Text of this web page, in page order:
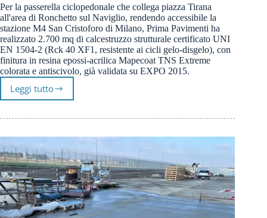
Per la passerella ciclopedonale che collega piazza Tirana
all'area di Ronchetto sul Naviglio, rendendo accessibile la
stazione M4 San Cristoforo di Milano, Prima Pavimenti ha
realizzato 2.700 mq di calcestruzzo strutturale certificato UNI
EN 1504-2 (Rck 40 XF1, resistente ai cicli gelo-disgelo), con
finitura in resina epossi-acrilica Mapecoat TNS Extreme
colorata e antiscivolo, già validata su EXPO 2015.
Leggi tutto
Milano:
San
Pavimento
in
calcestruzzo
Prima
per
la
Passerella